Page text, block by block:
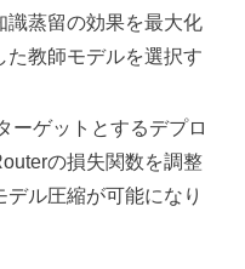
識蒸留の効果を最大化
た教師モデルを選択す
ーゲットとするデプロ
の損失関数を調整
ル圧縮が可能になり